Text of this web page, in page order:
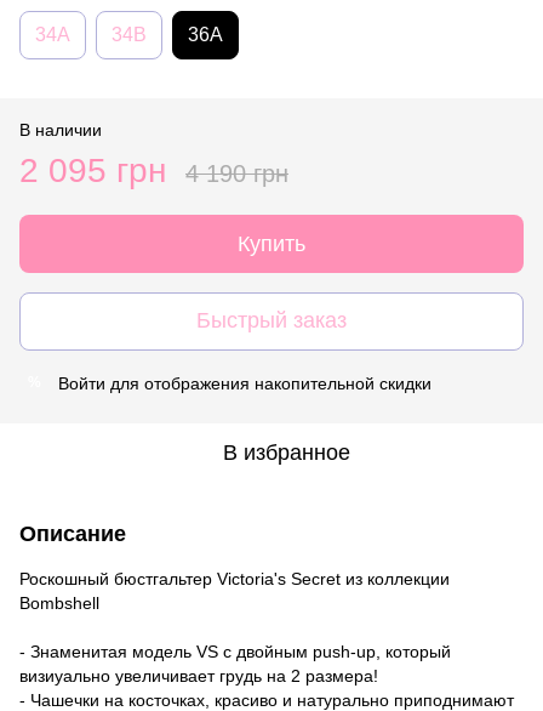
34A 34B 36A
В наличии
2 095 грн 4 190 грн
Купить
Быстрый заказ
Войти для отображения накопительной скидки
В избранное
Описание
Роскошный бюстгальтер Victoria's Secret из коллекции
Bombshell
- Знаменитая модель VS c двойным push-up, который
визиуально увеличивает грудь на 2 размера!
- Чашечки на косточках, красиво и натурально приподнимают